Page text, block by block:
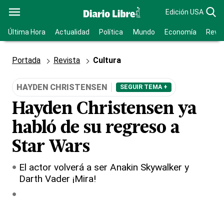
Edición USA
Última Hora Actualidad Política Mundo Economía
Portada Revista Cultura
HAYDEN CHRISTENSEN SEGUIR TEMA +
Hayden Christensen ya
habló de su regreso a
Star Wars
El actor volverá a ser Anakin Skywalker y
Darth Vader ¡Mira!